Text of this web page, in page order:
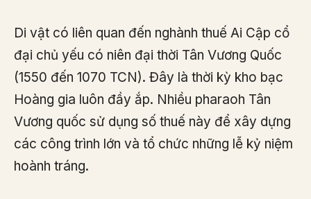
Di vật có liên quan đến nghành thuế Ai Cập cổ
đại chủ yếu có niên đại thời Tân Vương Quốc
(1550 đến 1070 TCN). Đây là thời kỳ kho bạc
Hoàng gia luôn đầy ắp. Nhiều pharaoh Tân
Vương quốc sử dụng số thuế này để xây dựng
các công trình lớn và tổ chức những lễ kỷ niệm
hoành tráng.